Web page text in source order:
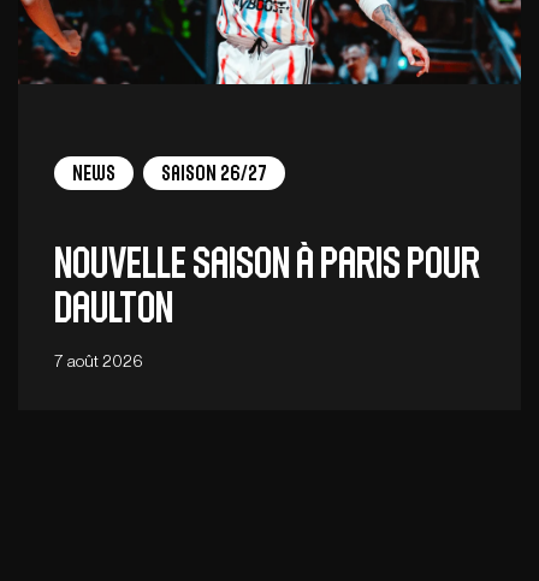
News Saison 26/27
Nouvelle saison à Paris pour
Daulton
7 août 2026